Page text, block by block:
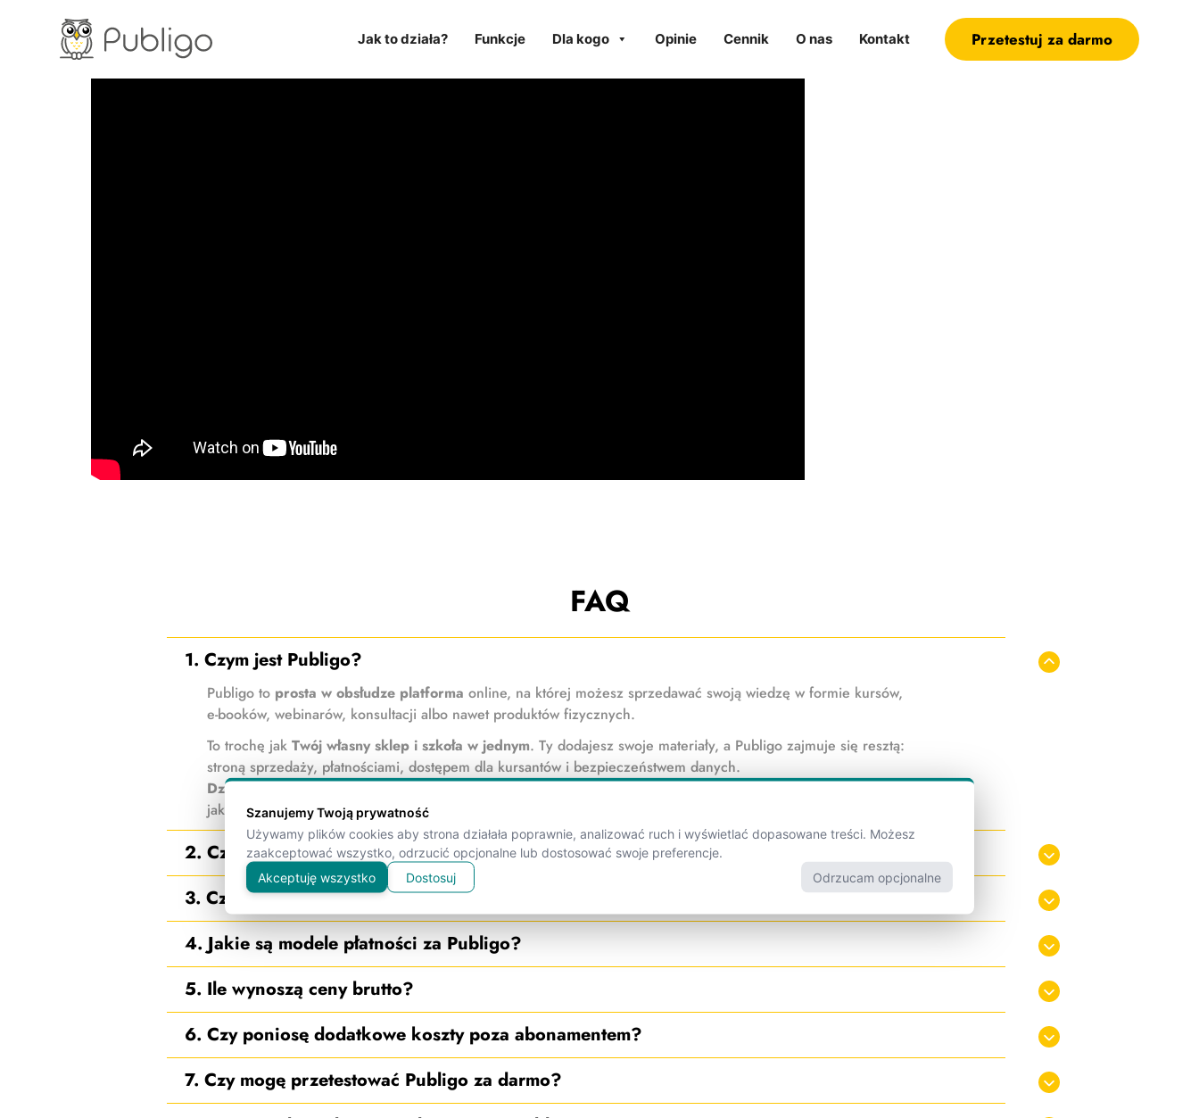
Jak to działa? Funkcje Dla kogo Opinie Cennik O nas Kontakt Przetestuj za darmo
FAQ
1. Czym jest Publigo?
Publigo to prosta w obsłudze platforma online, na której możesz sprzedawać swoją wiedzę w formie kursów,
e-booków, webinarów, konsultacji albo nawet produktów fizycznych.
To trochę jak Twój własny sklep i szkoła w jednym. Ty dodajesz swoje materiały, a Publigo zajmuje się resztą:
stroną sprzedaży, płatnościami, dostępem dla kursantów i bezpieczeństwem danych.
Działasz pod własną marką, na własnych zasadach. To Twoje miejsce w sieci, które wygląda i funkcjonuje tak,
jak chcesz. A my czuwamy w tle, żeby wszystko działało płynnie.
2. Czy Publigo jest dla mnie?
3. Czym różni się wersja BOX od wersji GO?
4. Jakie są modele płatności za Publigo?
5. Ile wynoszą ceny brutto?
6. Czy poniosę dodatkowe koszty poza abonamentem?
7. Czy mogę przetestować Publigo za darmo?
Szanujemy Twoją prywatność
Używamy plików cookies aby strona działała poprawnie, analizować ruch i wyświetlać dopasowane treści. Możesz
zaakceptować wszystko, odrzucić opcjonalne lub dostosować swoje preferencje.
Akceptuję wszystko
Dostosuj Odrzucam opcjonalne